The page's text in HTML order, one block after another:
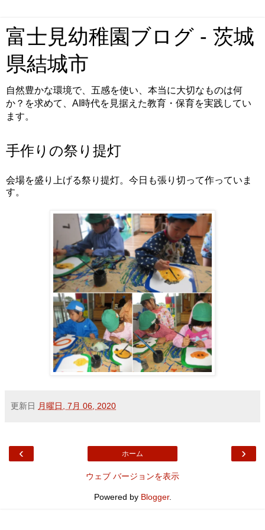
富士見幼稚園ブログ - 茨城
県結城市
自然豊かな環境で、五感を使い、本当に大切なものは何
か？を求めて、AI時代を見据えた教育・保育を実践してい
ます。
手作りの祭り提灯
会場を盛り上げる祭り提灯。今日も張り切って作っていま
す。
更新日 月曜日, 7月 06, 2020
‹ ›
ホーム
ウェブ バージョンを表示
Powered by Blogger.